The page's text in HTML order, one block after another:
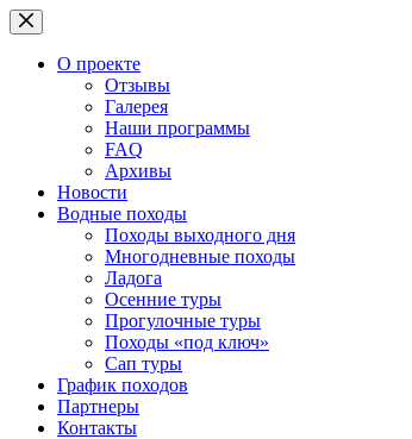
Перейти
к
сути
О проекте
Отзывы
Галерея
Наши программы
FAQ
Архивы
Новости
Водные походы
Походы выходного дня
Многодневные походы
Ладога
Осенние туры
Прогулочные туры
Походы «под ключ»
Сап туры
График походов
Партнеры
Контакты